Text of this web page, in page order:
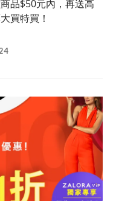
品$50元內，再送高
買特買！
優惠開鑼！多重優惠搶先